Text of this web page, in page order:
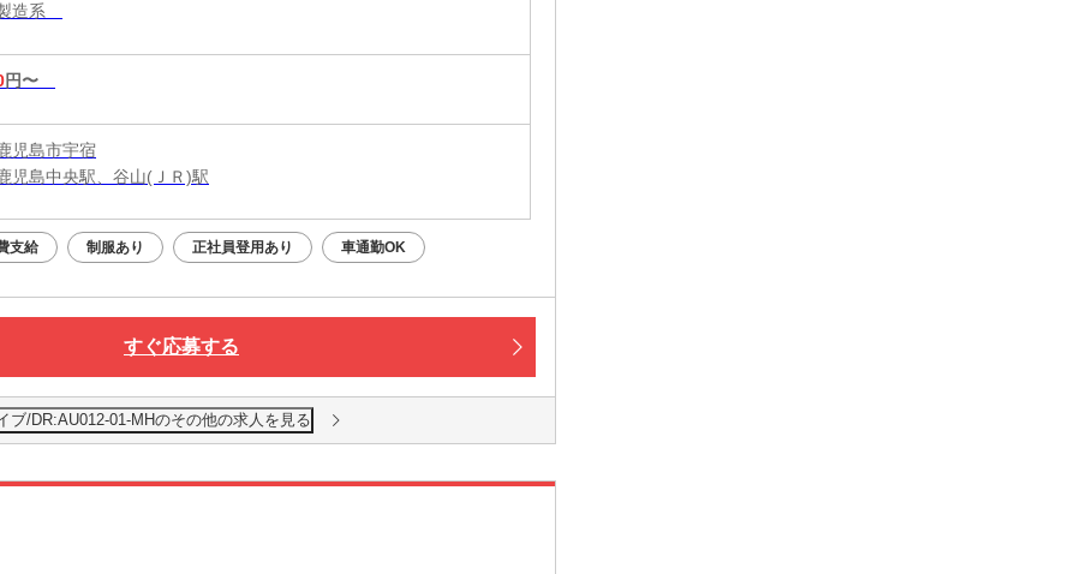
造系
円〜
児島市宇宿
児島中央駅、谷山(ＪＲ)駅
支給 制服あり 正社員登用あり 車通勤OK
すぐ応募する
ブ/DR:AU012-01-MHのその他の求人を見る